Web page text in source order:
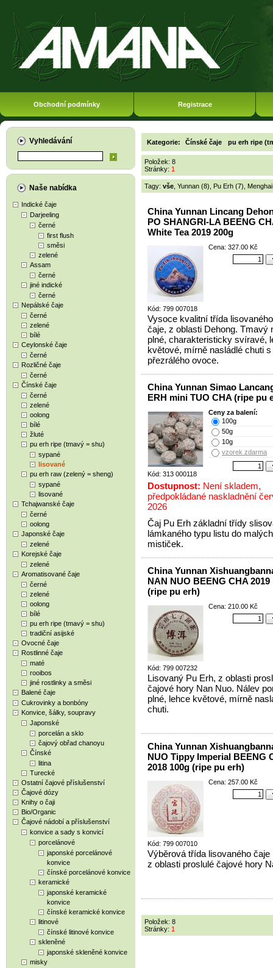
Obchodní podmínky Registrace
Vyhledávání
Naše nabídka
Indické čaje
Darjeeling
černé
first flush
směsi
zelené
Assam
černé
jiné indické
černé
Nepálské čaje
černé
zelené
bílé
Ceylonské čaje
černé
Rozličné čaje
černé
Čínské čaje
černé
zelené
oolong
bílé
žluté
pu erh ripe (tmavý = shu)
sypané
lisované
pu erh raw (zelený = sheng)
sypané
lisované
Tchajwanské čaje
černé
oolong
Japonské čaje
zelené
Korejské čaje
zelené
Aromatisované čaje
černé
zelené
oolong
bílé
pu erh ripe (tmavý = shu)
tradiční asijské
Ovocné čaje
Rostlinné čaje
maté
rooibos
jiné rostlinky a směsi
Balené čaje
Cukrovinky a bonbóny
Konvice, šálky, soupravy
Japonské
porcelán a sklo
čajový obřad chanoyu
Čínské
litina
Turecké
Ostatní čajové příslušenství
Čajové dózy
Knihy o čaji
Bio/Organic
Čajové nádobí a příslušenství
konvice a sady s konvicí
porcelánové
japonské porcelánové
konvice
čínské porcelánové konvice
keramické
japonské keramické
konvice
čínské keramické konvice
litinové
čínské litinové konvice
skleněné
japonské skleněné konvice
misky
Kategorie: Čínské čaje pu erh ripe
Položek: 8
Stránky: 1
Tagy: vše Yunnan (8) Pu Erh (7)
China Yunnan Lincang
PO SHANGRI-LA BEENG
White Tea 2019 200g
Kód: 799 007018
Cena: 327.00 Kč
Vysoce kvalitní třída
čaje, z oblasti Dehong. Tmavý
plné, charakteristicky svíravé,
květové, mírně nasládlé chuti
přezrálého ovoce.
China Yunnan Simao
ERH mini TUO CHA (ripe pu
Kód: 313 000118
Ceny za balení:
100g
50g
10g
vzorek zdarma
Dostupnost: Není skladem,
předpokládané naskladnění
2026
Čaj Pu Erh základní třídy
lámkaného typu listu do malých
mističek.
China Yunnan
NAN NUO BEENG CHA 2019
(ripe pu erh)
Kód: 799 007232
Cena: 210.00 Kč
Lisovaný Pu Erh, z oblasti
čajové hory Nan Nuo. Nálev
plné, lehce květové, mírně
chuti.
China Yunnan
NUO Tippy Imperial BEENG
2018 100g (ripe pu erh)
Kód: 799 007010
Cena: 257.00 Kč
Výběrová třída lisovaného čaje
z oblasti proslulé čajové hory
Položek: 8
Stránky: 1